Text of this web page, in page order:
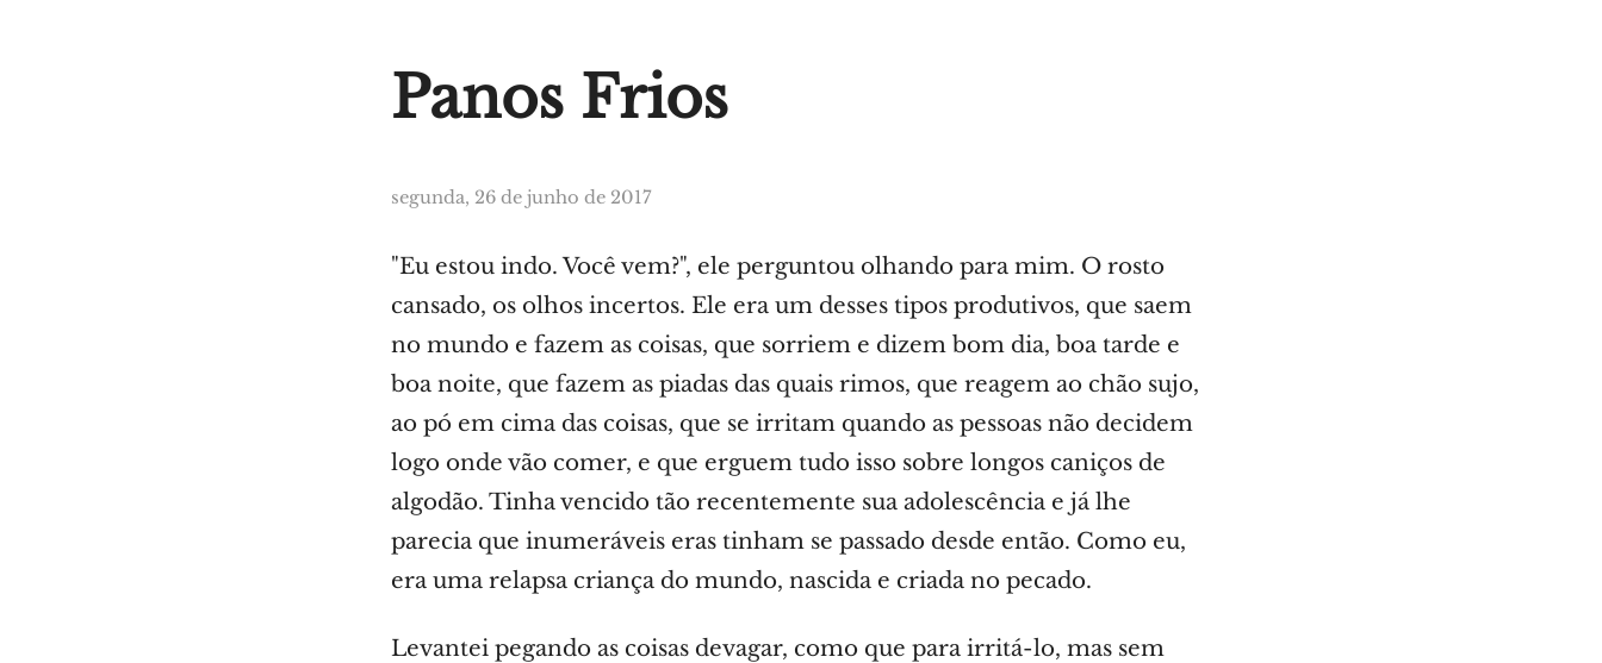
Panos Frios
segunda, 26 de junho de 2017
"Eu estou indo. Você vem?", ele perguntou olhando para mim. O rosto
cansado, os olhos incertos. Ele era um desses tipos produtivos, que saem
no mundo e fazem as coisas, que sorriem e dizem bom dia, boa tarde e
boa noite, que fazem as piadas das quais rimos, que reagem ao chão sujo,
ao pó em cima das coisas, que se irritam quando as pessoas não decidem
logo onde vão comer, e que erguem tudo isso sobre longos caniços de
algodão. Tinha vencido tão recentemente sua adolescência e já lhe
parecia que inumeráveis eras tinham se passado desde então. Como eu,
era uma relapsa criança do mundo, nascida e criada no pecado.
Levantei pegando as coisas devagar, como que para irritá-lo, mas sem